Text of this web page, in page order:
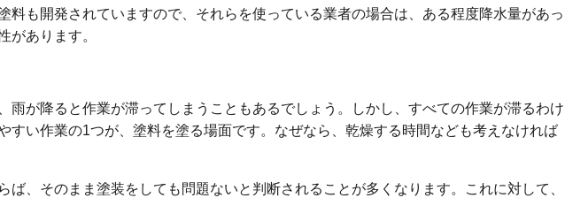
料も開発されていますので、それらを使っている業者の場合は、ある程度降水量があっ
があります。
雨が降ると作業が滞ってしまうこともあるでしょう。しかし、すべての作業が滞るわけ
すい作業の1つが、塗料を塗る場面です。なぜなら、乾燥する時間なども考えなければ
ば、そのまま塗装をしても問題ないと判断されることが多くなります。これに対して、